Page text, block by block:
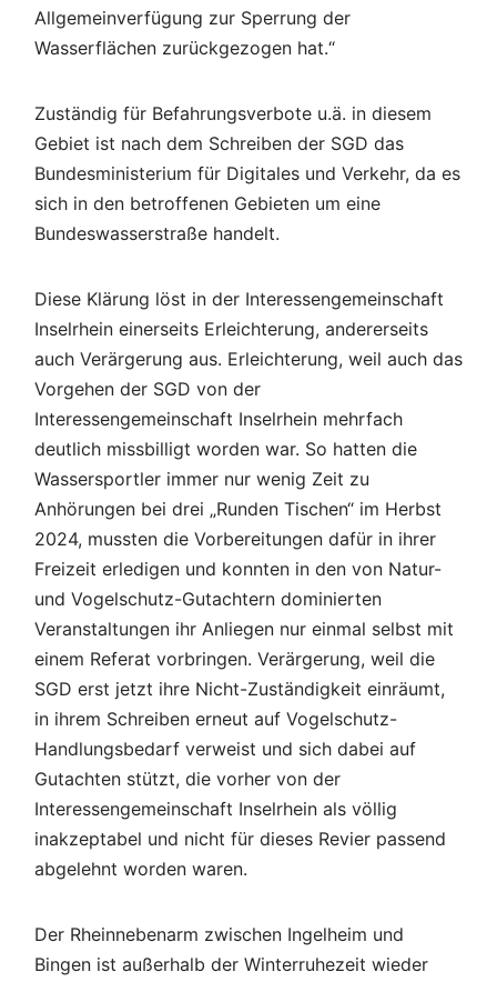
Allgemeinverfügung zur Sperrung der
Wasserflächen zurückgezogen hat.“
Zuständig für Befahrungsverbote u.ä. in diesem
Gebiet ist nach dem Schreiben der SGD das
Bundesministerium für Digitales und Verkehr, da es
sich in den betroffenen Gebieten um eine
Bundeswasserstraße handelt.
Diese Klärung löst in der Interessengemeinschaft
Inselrhein einerseits Erleichterung, andererseits
auch Verärgerung aus. Erleichterung, weil auch das
Vorgehen der SGD von der
Interessengemeinschaft Inselrhein mehrfach
deutlich missbilligt worden war. So hatten die
Wassersportler immer nur wenig Zeit zu
Anhörungen bei drei „Runden Tischen“ im Herbst
2024, mussten die Vorbereitungen dafür in ihrer
Freizeit erledigen und konnten in den von Natur-
und Vogelschutz-Gutachtern dominierten
Veranstaltungen ihr Anliegen nur einmal selbst mit
einem Referat vorbringen. Verärgerung, weil die
SGD erst jetzt ihre Nicht-Zuständigkeit einräumt,
in ihrem Schreiben erneut auf Vogelschutz-
Handlungsbedarf verweist und sich dabei auf
Gutachten stützt, die vorher von der
Interessengemeinschaft Inselrhein als völlig
inakzeptabel und nicht für dieses Revier passend
abgelehnt worden waren.
Der Rheinnebenarm zwischen Ingelheim und
Bingen ist außerhalb der Winterruhezeit wieder